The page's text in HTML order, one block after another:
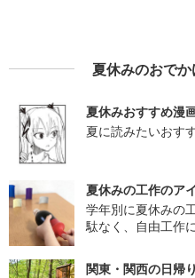
夏休みのおで
夏休みおすすめ漫
夏に読みたいおす
夏休みの工作のア
学年別に夏休みの
駄なく、自由工作
関東・関西の日帰